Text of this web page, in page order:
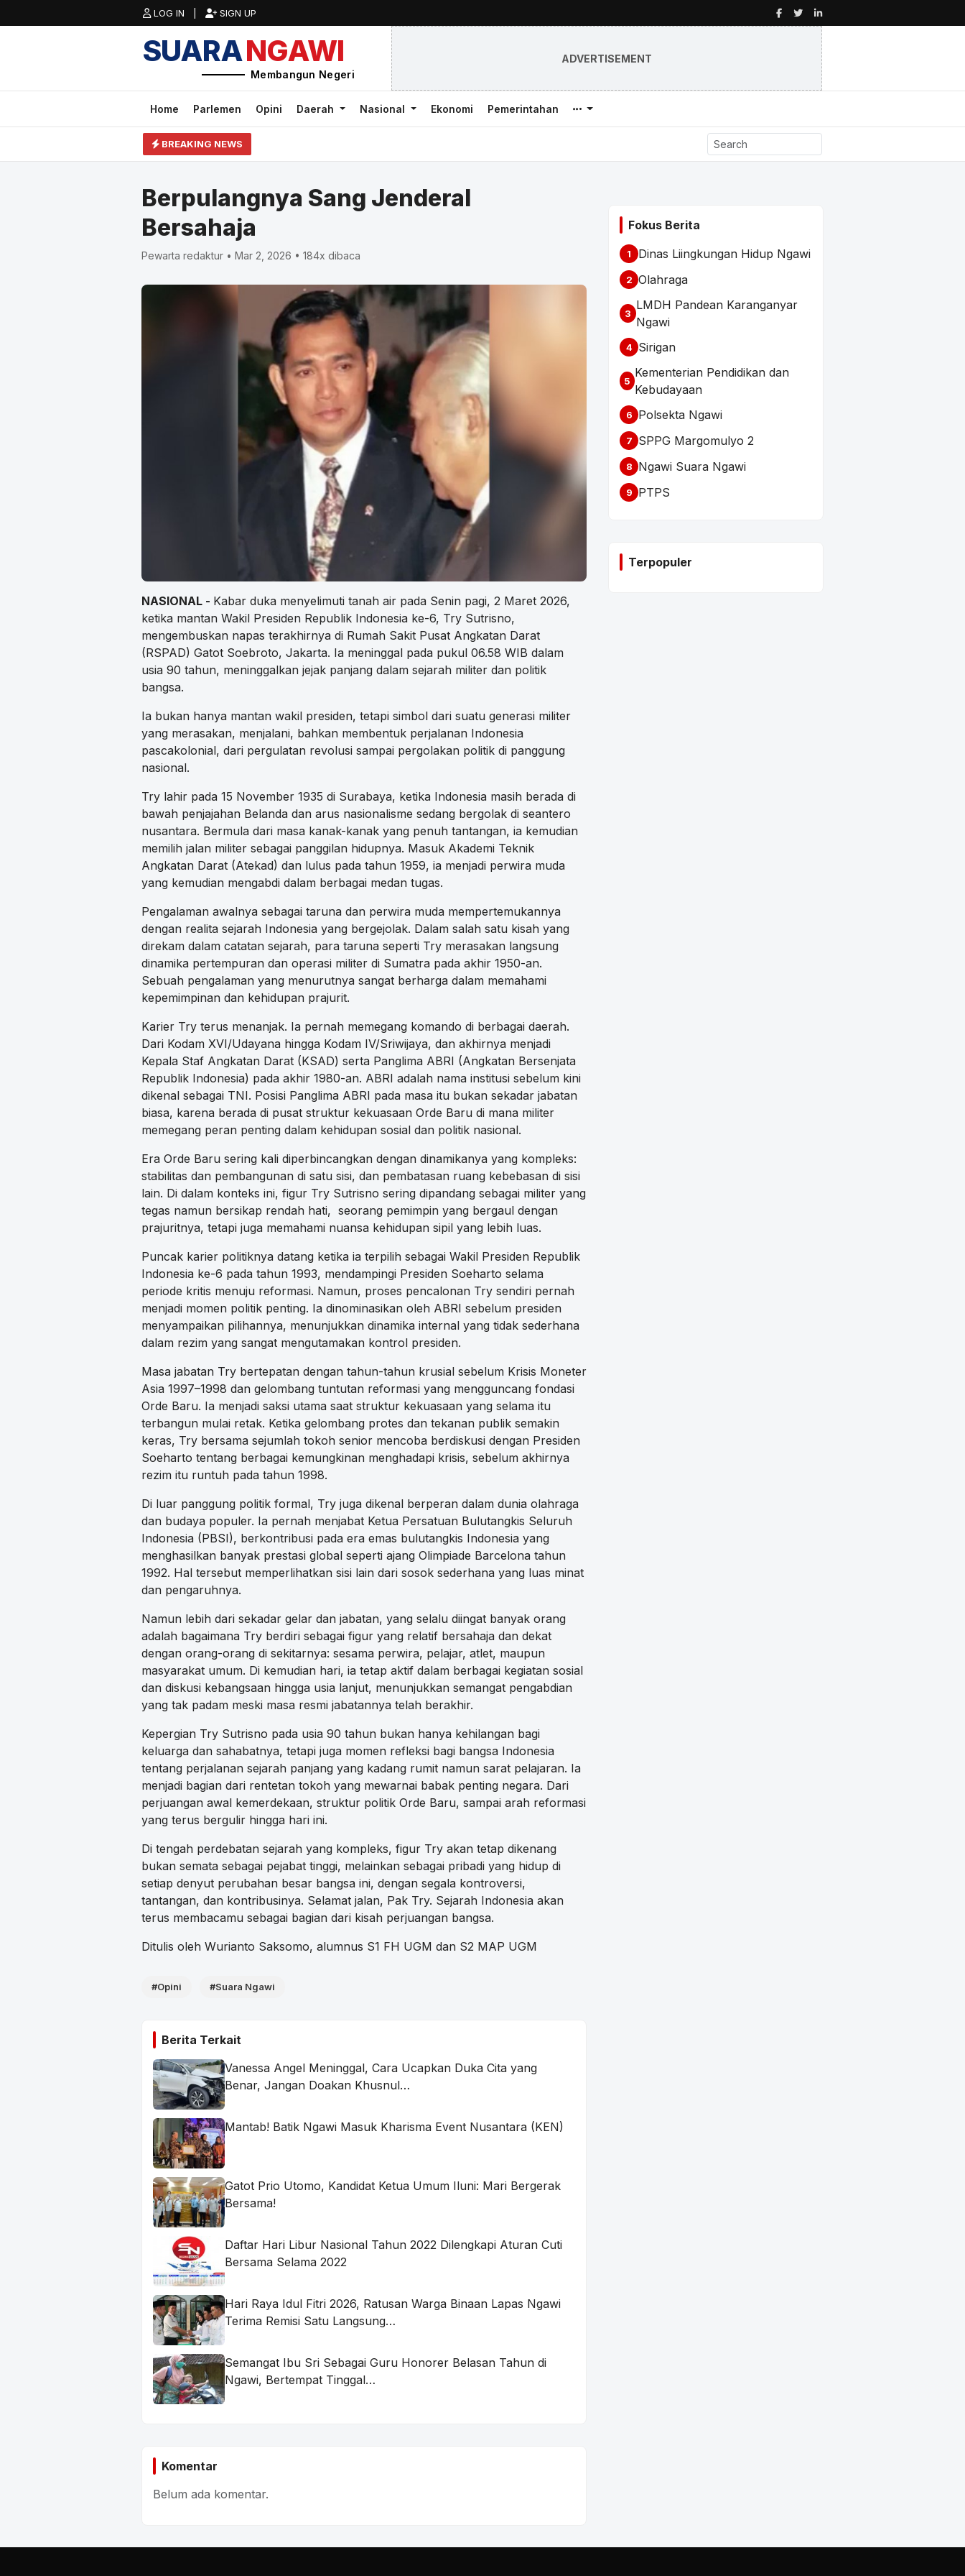
LOG IN | SIGN UP
SUARANGAWI
Membangun Negeri
ADVERTISEMENT
Home Parlemen Opini Daerah Nasional Ekonomi Pemerintahan
BREAKING NEWS
Berpulangnya Sang Jenderal
Bersahaja
Pewarta redaktur • Mar 2, 2026 • 184x dibaca
NASIONAL - Kabar duka menyelimuti tanah air pada Senin pagi, 2 Maret 2026,
ketika mantan Wakil Presiden Republik Indonesia ke-6, Try Sutrisno,
mengembuskan napas terakhirnya di Rumah Sakit Pusat Angkatan Darat
(RSPAD) Gatot Soebroto, Jakarta. Ia meninggal pada pukul 06.58 WIB dalam
usia 90 tahun, meninggalkan jejak panjang dalam sejarah militer dan politik
bangsa.
Ia bukan hanya mantan wakil presiden, tetapi simbol dari suatu generasi militer
yang merasakan, menjalani, bahkan membentuk perjalanan Indonesia
pascakolonial, dari pergulatan revolusi sampai pergolakan politik di panggung
nasional.
Try lahir pada 15 November 1935 di Surabaya, ketika Indonesia masih berada di
bawah penjajahan Belanda dan arus nasionalisme sedang bergolak di seantero
nusantara. Bermula dari masa kanak-kanak yang penuh tantangan, ia kemudian
memilih jalan militer sebagai panggilan hidupnya. Masuk Akademi Teknik
Angkatan Darat (Atekad) dan lulus pada tahun 1959, ia menjadi perwira muda
yang kemudian mengabdi dalam berbagai medan tugas.
Pengalaman awalnya sebagai taruna dan perwira muda mempertemukannya
dengan realita sejarah Indonesia yang bergejolak. Dalam salah satu kisah yang
direkam dalam catatan sejarah, para taruna seperti Try merasakan langsung
dinamika pertempuran dan operasi militer di Sumatra pada akhir 1950-an.
Sebuah pengalaman yang menurutnya sangat berharga dalam memahami
kepemimpinan dan kehidupan prajurit.
Karier Try terus menanjak. Ia pernah memegang komando di berbagai daerah.
Dari Kodam XVI/Udayana hingga Kodam IV/Sriwijaya, dan akhirnya menjadi
Kepala Staf Angkatan Darat (KSAD) serta Panglima ABRI (Angkatan Bersenjata
Republik Indonesia) pada akhir 1980-an. ABRI adalah nama institusi sebelum kini
dikenal sebagai TNI. Posisi Panglima ABRI pada masa itu bukan sekadar jabatan
biasa, karena berada di pusat struktur kekuasaan Orde Baru di mana militer
memegang peran penting dalam kehidupan sosial dan politik nasional.
Era Orde Baru sering kali diperbincangkan dengan dinamikanya yang kompleks:
stabilitas dan pembangunan di satu sisi, dan pembatasan ruang kebebasan di sisi
lain. Di dalam konteks ini, figur Try Sutrisno sering dipandang sebagai militer yang
tegas namun bersikap rendah hati, seorang pemimpin yang bergaul dengan
prajuritnya, tetapi juga memahami nuansa kehidupan sipil yang lebih luas.
Puncak karier politiknya datang ketika ia terpilih sebagai Wakil Presiden Republik
Indonesia ke-6 pada tahun 1993, mendampingi Presiden Soeharto selama
periode kritis menuju reformasi. Namun, proses pencalonan Try sendiri pernah
menjadi momen politik penting. Ia dinominasikan oleh ABRI sebelum presiden
menyampaikan pilihannya, menunjukkan dinamika internal yang tidak sederhana
dalam rezim yang sangat mengutamakan kontrol presiden.
Masa jabatan Try bertepatan dengan tahun-tahun krusial sebelum Krisis Moneter
Asia 1997–1998 dan gelombang tuntutan reformasi yang mengguncang fondasi
Orde Baru. Ia menjadi saksi utama saat struktur kekuasaan yang selama itu
terbangun mulai retak. Ketika gelombang protes dan tekanan publik semakin
keras, Try bersama sejumlah tokoh senior mencoba berdiskusi dengan Presiden
Soeharto tentang berbagai kemungkinan menghadapi krisis, sebelum akhirnya
rezim itu runtuh pada tahun 1998.
Di luar panggung politik formal, Try juga dikenal berperan dalam dunia olahraga
dan budaya populer. Ia pernah menjabat Ketua Persatuan Bulutangkis Seluruh
Indonesia (PBSI), berkontribusi pada era emas bulutangkis Indonesia yang
menghasilkan banyak prestasi global seperti ajang Olimpiade Barcelona tahun
1992. Hal tersebut memperlihatkan sisi lain dari sosok sederhana yang luas minat
dan pengaruhnya.
Namun lebih dari sekadar gelar dan jabatan, yang selalu diingat banyak orang
adalah bagaimana Try berdiri sebagai figur yang relatif bersahaja dan dekat
dengan orang-orang di sekitarnya: sesama perwira, pelajar, atlet, maupun
masyarakat umum. Di kemudian hari, ia tetap aktif dalam berbagai kegiatan sosial
dan diskusi kebangsaan hingga usia lanjut, menunjukkan semangat pengabdian
yang tak padam meski masa resmi jabatannya telah berakhir.
Kepergian Try Sutrisno pada usia 90 tahun bukan hanya kehilangan bagi
keluarga dan sahabatnya, tetapi juga momen refleksi bagi bangsa Indonesia
tentang perjalanan sejarah panjang yang kadang rumit namun sarat pelajaran. Ia
menjadi bagian dari rentetan tokoh yang mewarnai babak penting negara. Dari
perjuangan awal kemerdekaan, struktur politik Orde Baru, sampai arah reformasi
yang terus bergulir hingga hari ini.
Di tengah perdebatan sejarah yang kompleks, figur Try akan tetap dikenang
bukan semata sebagai pejabat tinggi, melainkan sebagai pribadi yang hidup di
setiap denyut perubahan besar bangsa ini, dengan segala kontroversi,
tantangan, dan kontribusinya. Selamat jalan, Pak Try. Sejarah Indonesia akan
terus membacamu sebagai bagian dari kisah perjuangan bangsa.
Ditulis oleh Wurianto Saksomo, alumnus S1 FH UGM dan S2 MAP UGM
#Opini #Suara Ngawi
Berita Terkait
Vanessa Angel Meninggal, Cara Ucapkan Duka Cita yang
Benar, Jangan Doakan Khusnul…
Mantab! Batik Ngawi Masuk Kharisma Event Nusantara (KEN)
Gatot Prio Utomo, Kandidat Ketua Umum Iluni: Mari Bergerak
Bersama!
Daftar Hari Libur Nasional Tahun 2022 Dilengkapi Aturan Cuti
Bersama Selama 2022
Hari Raya Idul Fitri 2026, Ratusan Warga Binaan Lapas Ngawi
Terima Remisi Satu Langsung…
Semangat Ibu Sri Sebagai Guru Honorer Belasan Tahun di
Ngawi, Bertempat Tinggal…
Komentar
Belum ada komentar.
Fokus Berita
1 Dinas Liingkungan Hidup Ngawi
2 Olahraga
3
LMDH Pandean Karanganyar
Ngawi
4 Sirigan
5
Kementerian Pendidikan dan
Kebudayaan
6 Polsekta Ngawi
7 SPPG Margomulyo 2
8 Ngawi Suara Ngawi
9 PTPS
Terpopuler